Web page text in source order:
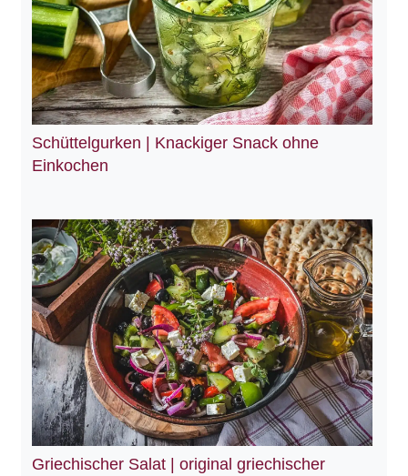
Schüttelgurken | Knackiger Snack ohne
Einkochen
Griechischer Salat | original griechischer